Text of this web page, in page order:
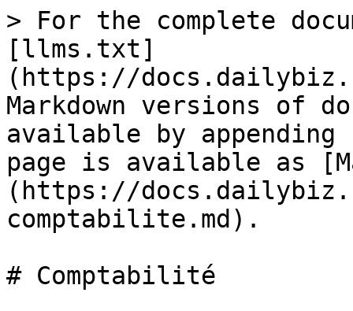
> For the complete
[llms.txt]
(https://
Markdown versions of
available by
page is available as
(https://
comptabilite.md).
# Comptabilité